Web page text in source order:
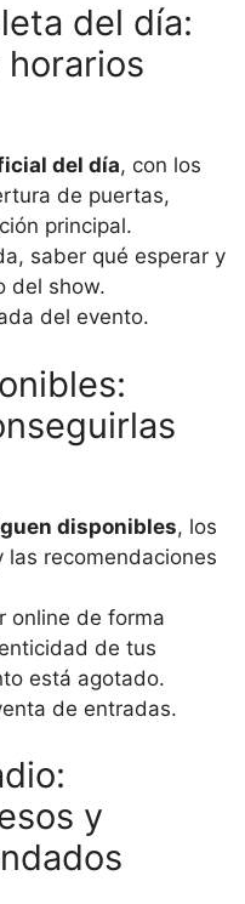
del día:
del día, con los
de puertas,
principal.
saber qué esperar y
del show.
del evento.
disponibles, los
las recomendaciones
online de forma
de tus
está agotado.
de entradas.
y